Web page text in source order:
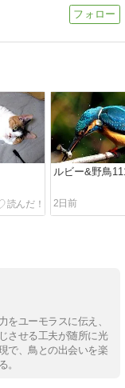
ルビー&野鳥
2日前
をユーモラスに伝え、
させる工夫が随所に光
で、鳥との出会いを楽
。